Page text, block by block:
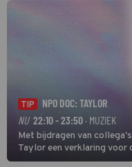
TIP
NPO DOC: TAYLOR
NU 22:10 - 23:50 · MUZIEK
Met bijdragen van
Taylor een verklaring
singer-songwriter is een